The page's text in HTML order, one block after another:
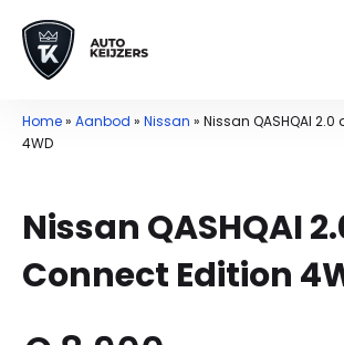
Home» Aanbod » Nissan » Nissan QASHQAI
4WD
Nissan QASHQAI
Connect Edition